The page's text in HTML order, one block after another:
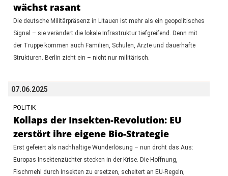
wächst rasant
Die deutsche Militärpräsenz in Litauen ist mehr als ein geopolitisches
Signal – sie verändert die lokale Infrastruktur tiefgreifend. Denn mit
der Truppe kommen auch Familien, Schulen, Ärzte und dauerhafte
Strukturen. Berlin zieht ein – nicht nur militärisch.
07.06.2025
POLITIK
Kollaps der Insekten-Revolution: EU
zerstört ihre eigene Bio-Strategie
Erst gefeiert als nachhaltige Wunderlösung – nun droht das Aus:
Europas Insektenzüchter stecken in der Krise. Die Hoffnung,
Fischmehl durch Insekten zu ersetzen, scheitert an EU-Regeln,